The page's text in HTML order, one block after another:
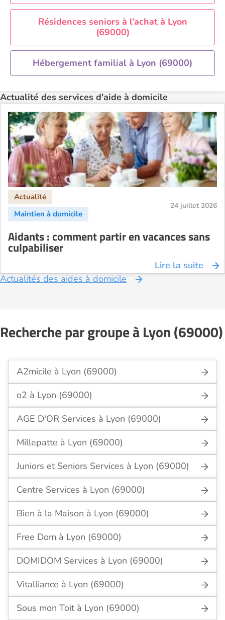
Aide à domicile Saint-Etienne
Aide à domicile Toulouse
Recherche par ville
Résidences seniors à l’achat à Lyon
(69000)
Hébergement familial à Lyon (69000)
Actualité des services d'aide à domicile
24 juillet 2026
Aidants : comment partir en vacances sans
culpabiliser
Lire la suite
Actualités des aides à domicile
Recherche par groupe à Lyon (69000)
A2micile à Lyon (69000)
o2 à Lyon (69000)
AGE D'OR Services à Lyon (69000)
Millepatte à Lyon (69000)
Juniors et Seniors Services à Lyon (69000)
Centre Services à Lyon (69000)
Bien à la Maison à Lyon (69000)
Free Dom à Lyon (69000)
DOMIDOM Services à Lyon (69000)
Vitalliance à Lyon (69000)
Sous mon Toit à Lyon (69000)